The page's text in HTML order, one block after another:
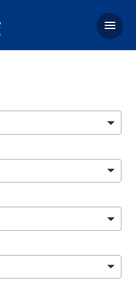
Börse,
Neuwagen